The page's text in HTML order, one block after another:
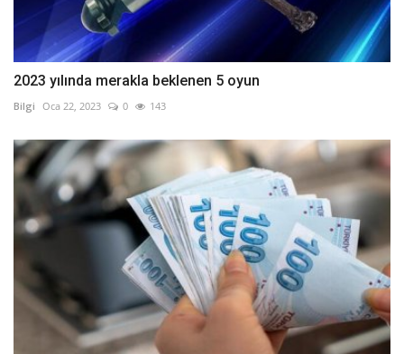
2023 yılında merakla beklenen 5 oyun
Bilgi Oca 22, 2023 0 143